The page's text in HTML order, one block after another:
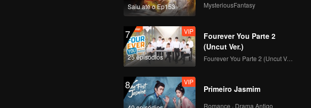
Saiu até o Ep153 MysteriousFantasy
7
25 episódios
VIP
Fourever You Parte 2
(Uncut Ver.)
Fourever You Parte 2 (Uncut Ver.)
8 VIP
Primeiro Jasmim
Romance · Drama Antigo